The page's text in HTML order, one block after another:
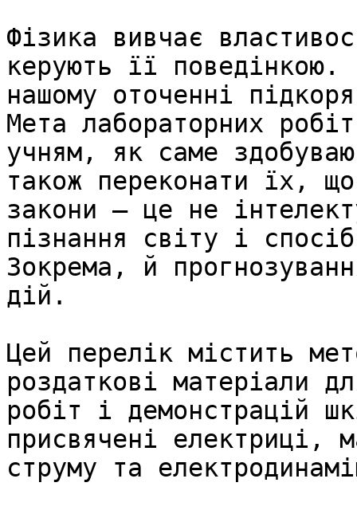
Фізика вивчає
керують її
нашому оточенні
Мета лабораторних
учням, як саме
також переконати їх,
закони — це не
пізнання світу і
Зокрема, й
дій.
Цей перелік містить
роздаткові матеріали
робіт і демонстрацій
присвячені електриці,
струму та